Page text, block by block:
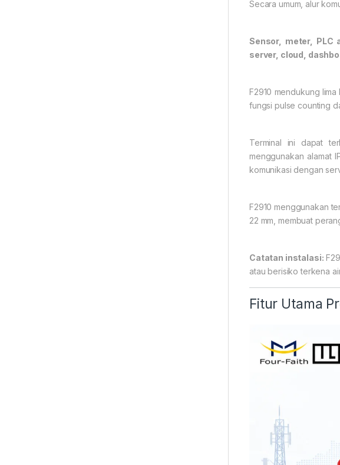
Secara umum, alur
Sensor, meter,
server, cloud,
F2910 mendukung
fungsi pulse counting
Terminal ini dapat
menggunakan alamat
komunikasi dengan
F2910 menggunakan
22 mm, membuat
Catatan instalasi:
atau berisiko terkena
Fitur Utama